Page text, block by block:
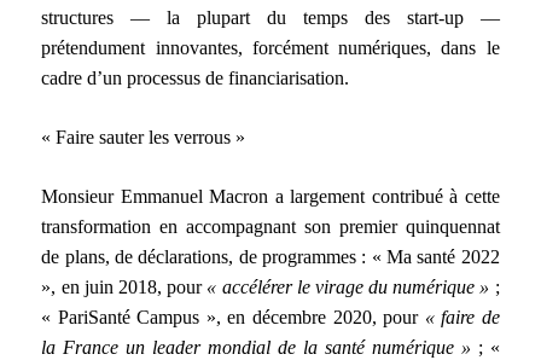
structures — la plupart du temps des start-up —
prétendument innovantes, forcément numériques, dans le
cadre d’un processus de financiarisation.
« Faire sauter les verrous »
Monsieur Emmanuel Macron a largement contribué à cette
transformation en accompagnant son premier quinquennat
de plans, de déclarations, de programmes : « Ma santé 2022
», en juin 2018, pour « accélérer le virage du numérique » ;
« PariSanté Campus », en décembre 2020, pour « faire de
la France un leader mondial de la santé numérique » ; «